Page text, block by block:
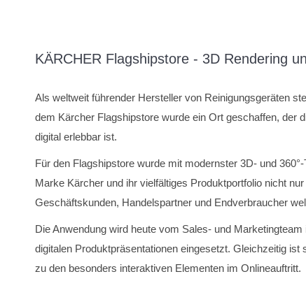
KÄRCHER Flagshipstore - 3D Rendering
Als weltweit führender Hersteller von Reinigungsgeräten
dem Kärcher Flagshipstore wurde ein Ort geschaffen, der
digital erlebbar ist.
Für den Flagshipstore wurde mit modernster 3D- und
Marke Kärcher und ihr vielfältiges Produktportfolio nicht
Geschäftskunden, Handelspartner und Endverbraucher
Die Anwendung wird heute vom Sales- und
digitalen Produktpräsentationen eingesetzt. Gleichzeitig
zu den besonders interaktiven Elementen im Onlineauftritt.